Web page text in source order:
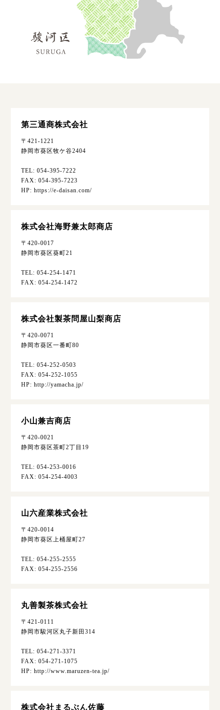
第三通商株式会社
〒421-1221
静岡市葵区牧ケ谷2404
TEL: 054-395-7222
FAX: 054-395-7223
HP: https://e-daisan.com/
株式会社海野兼太郎商店
〒420-0017
静岡市葵区葵町21
TEL: 054-254-1471
FAX: 054-254-1472
株式会社製茶問屋山梨商店
〒420-0071
静岡市葵区一番町80
TEL: 054-252-0503
FAX: 054-252-1055
HP: http://yamacha.jp/
小山兼吉商店
〒420-0021
静岡市葵区茶町2丁目19
TEL: 054-253-0016
FAX: 054-254-4003
山六産業株式会社
〒420-0014
静岡市葵区上桶屋町27
TEL: 054-255-2555
FAX: 054-255-2556
丸善製茶株式会社
〒421-0111
静岡市駿河区丸子新田314
TEL: 054-271-3371
FAX: 054-271-1075
HP: http://www.maruzen-tea.jp/
株式会社まるぶん佐藤